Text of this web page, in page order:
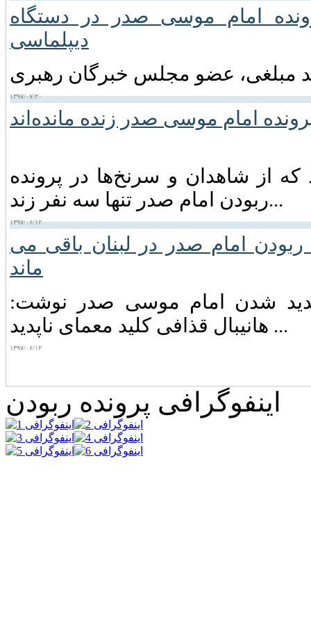
امام موسی صدر در دستگاه
دیپلماسی
۱۳۹۷/۰۷/۲۰
امام موسی صدر زنده مانده‌اند
از شاهدان و سرنخ‌ها در پرونده
ربودن امام صدر تنها سه نفر زند...
۱۳۹۷/۰۶/۱۲
امام صدر در لبنان باقی می
ماند
شدن امام موسی صدر نوشت:
هانیبال قذافی کلید معمای ناپدید ...
۱۳۹۷/۰۶/۱۲
اینفوگرافی پرونده ربودن